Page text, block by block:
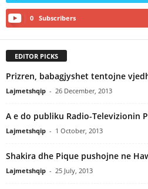
0 Subscribers
EDITOR PICKS
Prizren, babagjyshet tentojne
Lajmetshqip - 26 December, 2013
A e do publiku Radio-Televizionin
Lajmetshqip - 1 October, 2013
Shakira dhe Pique pushojne ne
Lajmetshqip - 25 July, 2013